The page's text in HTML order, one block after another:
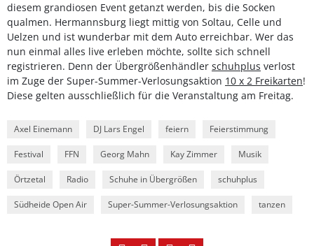
diesem grandiosen Event getanzt werden, bis die Socken
qualmen. Hermannsburg liegt mittig von Soltau, Celle und
Uelzen und ist wunderbar mit dem Auto erreichbar. Wer das
nun einmal alles live erleben möchte, sollte sich schnell
registrieren. Denn der Übergrößenhändler schuhplus verlost
im Zuge der Super-Summer-Verlosungsaktion 10 x 2 Freikarten!
Diese gelten ausschließlich für die Veranstaltung am Freitag.
Axel Einemann DJ Lars Engel feiern Feierstimmung
Festival FFN Georg Mahn Kay Zimmer Musik
Örtzetal Radio Schuhe in Übergrößen schuhplus
Südheide Open Air Super-Summer-Verlosungsaktion tanzen